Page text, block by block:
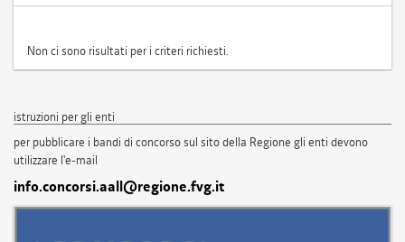
Non ci sono risultati per i criteri richiesti.
istruzioni per gli enti
per pubblicare i bandi di concorso sul sito della Regione gli enti devono
utilizzare l'e-mail
info.concorsi.aall@regione.fvg.it